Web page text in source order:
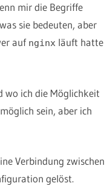
mir die Begriffe
sie bedeuten, aber
auf nginx läuft hatte
wo ich die Möglichkeit
sein, aber ich
Verbindung zwischen
gelöst.